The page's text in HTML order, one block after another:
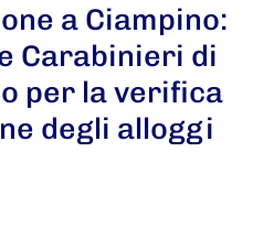
a Ciampino:
Carabinieri di
per la verifica
degli alloggi